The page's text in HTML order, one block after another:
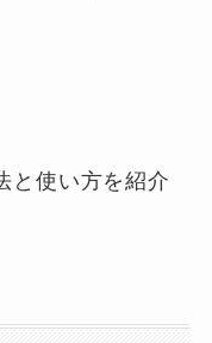
と使い方を紹介